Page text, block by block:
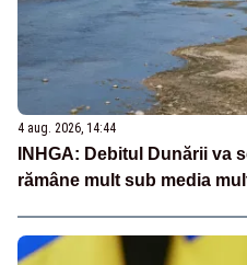
4 aug. 2026, 14:44
INHGA: Debitul Dunării va
rămâne mult sub media